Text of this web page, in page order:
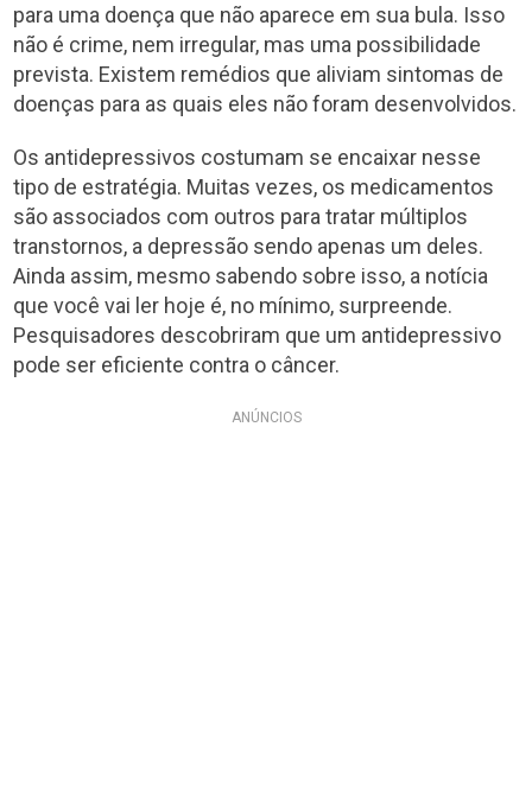
para uma doença que não aparece em sua bula. Isso
não é crime, nem irregular, mas uma possibilidade
prevista. Existem remédios que aliviam sintomas de
doenças para as quais eles não foram desenvolvidos.
Os antidepressivos costumam se encaixar nesse
tipo de estratégia. Muitas vezes, os medicamentos
são associados com outros para tratar múltiplos
transtornos, a depressão sendo apenas um deles.
Ainda assim, mesmo sabendo sobre isso, a notícia
que você vai ler hoje é, no mínimo, surpreende.
Pesquisadores descobriram que um antidepressivo
pode ser eficiente contra o câncer.
ANÚNCIOS